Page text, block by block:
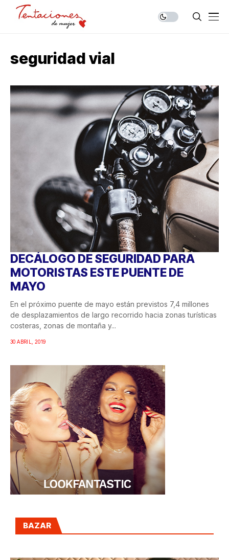
seguridad vial
DECÁLOGO DE SEGURIDAD PARA
MOTORISTAS ESTE PUENTE DE
MAYO
En el próximo puente de mayo están previstos 7,4 millones
de desplazamientos de largo recorrido hacia zonas turísticas
costeras, zonas de montaña y...
30 ABRIL, 2019
BAZAR